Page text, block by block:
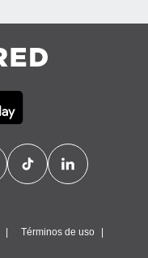
Términos de uso